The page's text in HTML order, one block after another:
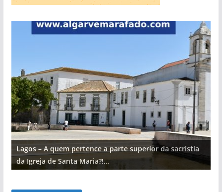
Lagos – A quem pertence a parte superior da sacristia
da Igreja de Santa Maria?!…